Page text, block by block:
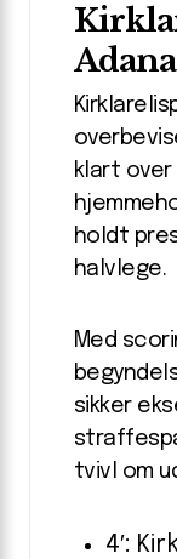
klart over
holdt
halvlege.
Med
sikker
tvivl om
4′: